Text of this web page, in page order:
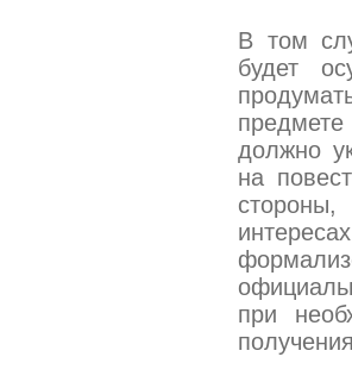
В том
будет
должно
на
при